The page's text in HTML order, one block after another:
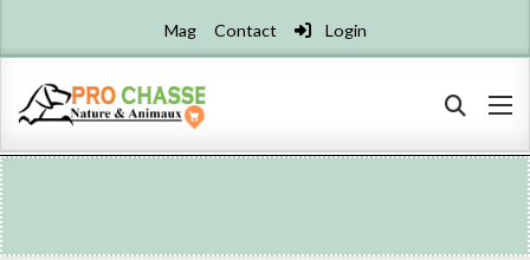
Mag Contact Login